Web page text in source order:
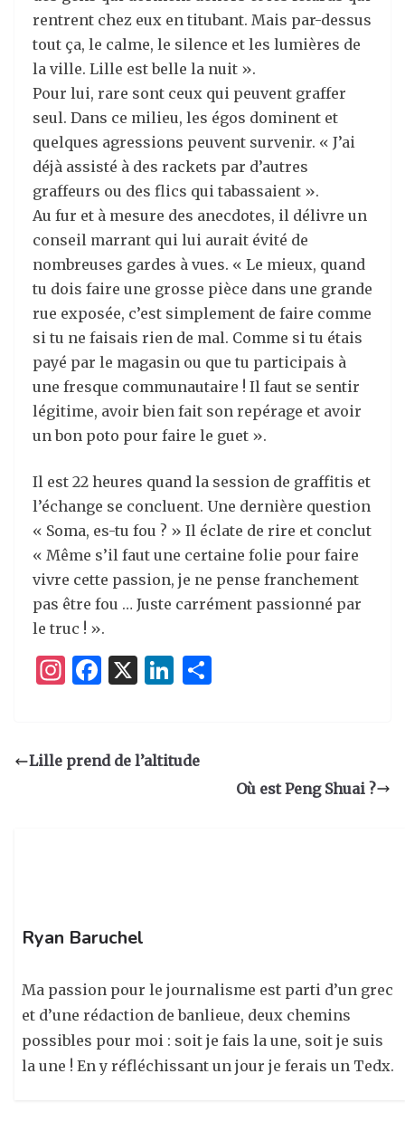
rentrent chez eux en titubant. Mais par-dessus
tout ça, le calme, le silence et les lumières de
la ville. Lille est belle la nuit ».
Pour lui, rare sont ceux qui peuvent graffer
seul. Dans ce milieu, les égos dominent et
quelques agressions peuvent survenir. « J’ai
déjà assisté à des rackets par d’autres
graffeurs ou des flics qui tabassaient ».
Au fur et à mesure des anecdotes, il délivre un
conseil marrant qui lui aurait évité de
nombreuses gardes à vues. « Le mieux, quand
tu dois faire une grosse pièce dans une grande
rue exposée, c’est simplement de faire comme
si tu ne faisais rien de mal. Comme si tu étais
payé par le magasin ou que tu participais à
une fresque communautaire ! Il faut se sentir
légitime, avoir bien fait son repérage et avoir
un bon poto pour faire le guet ».
Il est 22 heures quand la session de graffitis et
l’échange se concluent. Une dernière question
« Soma, es-tu fou ? » Il éclate de rire et conclut
« Même s’il faut une certaine folie pour faire
vivre cette passion, je ne pense franchement
pas être fou … Juste carrément passionné par
le truc ! ».
I
a
F
e
X
Li
e
er
Lille prend de l’altitude
Où est Peng Shuai ?
Ryan Baruchel
Ma passion pour le journalisme est parti d’un grec
et d’une rédaction de banlieue, deux chemins
possibles pour moi : soit je fais la une, soit je suis
la une ! En y réfléchissant un jour je ferais un Tedx.